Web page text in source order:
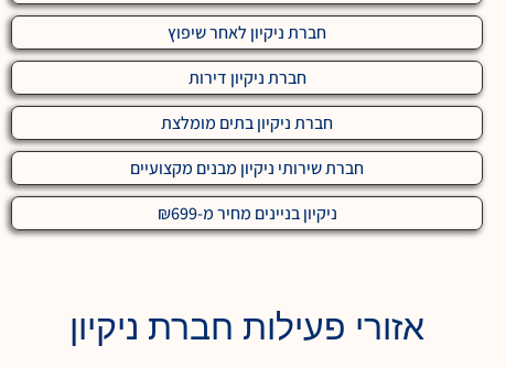
חברת ניקיון לאחר שיפוץ
חברת ניקיון דירות
חברת ניקיון בתים מומלצת
חברת שירותי ניקיון מבנים מקצועיים
ניקיון בניינים מחיר מ-₪699
אזורי פעילות חברת ניקיון